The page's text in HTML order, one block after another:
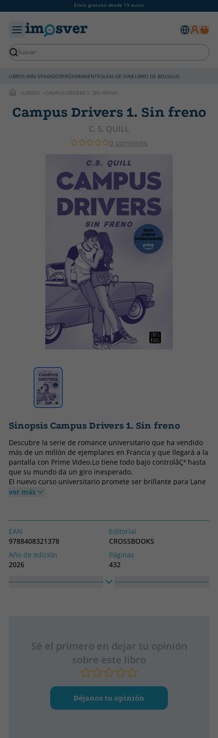
Envío gratuito desde 19 euros
LIBROS MÁS VENDIDOSPRÓXIMAMENTEGUÍAS DE VIAJELIBRO DE BOLSILLO
LIBROS CAMPUS DRIVERS 1. SIN FRENO
Campus Drivers 1. Sin freno
C. S. QUILL
0 opiniones
Sinopsis Campus Drivers 1. Sin freno
Descubre la serie de romance universitario que ha vendido
más de un millón de ejemplares en Francia y que llegará a la
pantalla con Prime Video.Lo tiene todo bajo controlâÇª hasta
que su mundo da un giro inesperado.
El nuevo curso universitario promete ser brillante para Lane
O'Neill. Campus Drivers, la aplicación que fundó junto a sus
volante de coches clásicos. A las chicas les encanta, y él solo
tiene una regla clara: mantener bajo llave sus emociones.
No se ata. Jamás.
Pero entonces aparece Lois, la chica a la que su vecino acaba
de dejar. Ella no tiene dónde pasar la noche y él le ofrece
alojarse en su piso temporalmente. Lois es todo lo que no
quiere en su vida, una chica sin rumbo e insoportablemente
âÑñï¸Å Forced Proximity
âÑñï¸Å Grumpy x Sunshine
ver más
EAN
9788408321378
Editorial
CROSSBOOKS
Año de edición
2026
Páginas
432
Nº colección
Sé el primero en dejar tu opinión
sobre este libro
Déjanos tu opinión